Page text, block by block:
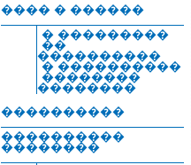
���� � ������
� ���������
��
����������
� ����������
��������
��������
����������
����������
��������